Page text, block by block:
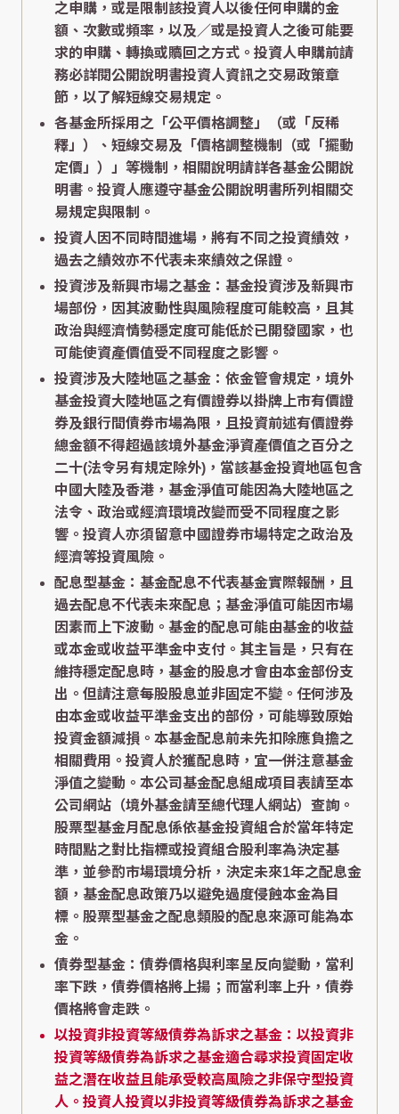
之申購，或是限制該投資人以後任何申購的金
額、次數或頻率，以及／或是投資人之後可能要
求的申購、轉換或贖回之方式。投資人申購前請
務必詳閱公開說明書投資人資訊之交易政策章
節，以了解短線交易規定。
各基金所採用之「公平價格調整」（或「反稀
釋」）、短線交易及「價格調整機制（或「擺動
定價」）」等機制，相關說明請詳各基金公開說
明書。投資人應遵守基金公開說明書所列相關交
易規定與限制。
投資人因不同時間進場，將有不同之投資績效，
過去之績效亦不代表未來績效之保證。
投資涉及新興市場之基金：基金投資涉及新興市
場部份，因其波動性與風險程度可能較高，且其
政治與經濟情勢穩定度可能低於已開發國家，也
可能使資產價值受不同程度之影響。
投資涉及大陸地區之基金：依金管會規定，境外
基金投資大陸地區之有價證券以掛牌上市有價證
券及銀行間債券市場為限，且投資前述有價證券
總金額不得超過該境外基金淨資產價值之百分之
二十(法令另有規定除外)，當該基金投資地區包含
中國大陸及香港，基金淨值可能因為大陸地區之
法令、政治或經濟環境改變而受不同程度之影
響。投資人亦須留意中國證券市場特定之政治及
經濟等投資風險。
配息型基金：基金配息不代表基金實際報酬，且
過去配息不代表未來配息；基金淨值可能因市場
因素而上下波動。基金的配息可能由基金的收益
或本金或收益平準金中支付。其主旨是，只有在
維持穩定配息時，基金的股息才會由本金部份支
出。但請注意每股股息並非固定不變。任何涉及
由本金或收益平準金支出的部份，可能導致原始
投資金額減損。本基金配息前未先扣除應負擔之
相關費用。投資人於獲配息時，宜一併注意基金
淨值之變動。本公司基金配息組成項目表請至本
公司網站（境外基金請至總代理人網站）查詢。
股票型基金月配息係依基金投資組合於當年特定
時間點之對比指標或投資組合股利率為決定基
準，並參酌市場環境分析，決定未來1年之配息金
額，基金配息政策乃以避免過度侵蝕本金為目
標。股票型基金之配息類股的配息來源可能為本
金。
債券型基金：債券價格與利率呈反向變動，當利
率下跌，債券價格將上揚；而當利率上升，債券
價格將會走跌。
以投資非投資等級債券為訴求之基金：以投資非
投資等級債券為訴求之基金適合尋求投資固定收
益之潛在收益且能承受較高風險之非保守型投資
人。投資人投資以非投資等級債券為訴求之基金